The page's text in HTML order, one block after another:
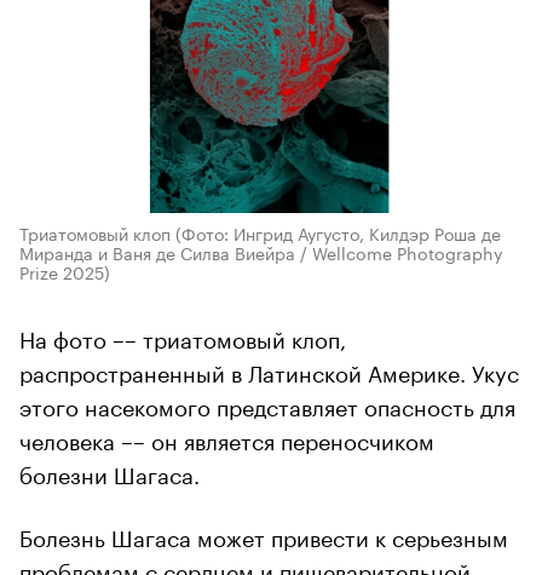
Триатомовый клоп (Фото: Ингрид Аугусто, Килдэр Роша де
Миранда и Ваня де Силва Виейра / Wellcome Photography
Prize 2025)
На фото –– триатомовый клоп,
распространенный в Латинской Америке. Укус
этого насекомого представляет опасность для
человека –– он является переносчиком
болезни Шагаса.
Болезнь Шагаса может привести к серьезным